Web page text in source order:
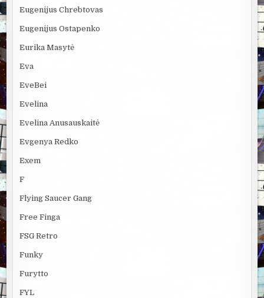
Eugenijus Chrebtovas
Eugenijus Ostapenko
Eurika Masytė
Eva
EveBei
Evelina
Evelina Anusauskaitė
Evgenya Redko
Exem
F
Flying Saucer Gang
Free Finga
FSG Retro
Funky
Furytto
FYL